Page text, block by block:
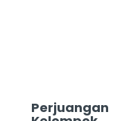
Perjuangan